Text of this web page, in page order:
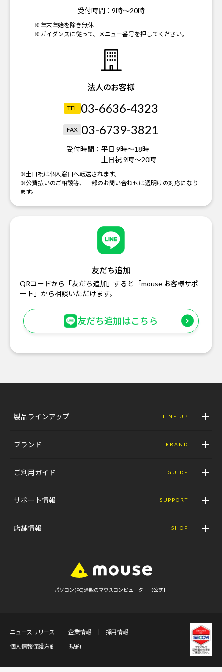
受付時間： 9時～20時
※年末年始を除き無休
※ガイダンスに従って、メニュー番号を押してください。
法人のお客様
TEL 03-6636-4323
FAX 03-6739-3821
受付時間： 平日 9時～18時
土日祝 9時～20時
※土日祝は個人窓口へ転送されます。
※公費払いのご相談等、一部のお問い合わせは週明けの対応になり
ます。
友だち追加
QRコードから「友だち追加」すると「mouse お客様サポ
ート」から相談いただけます。
友だち追加はこちら
製品ラインアップ LINE UP
ブランド BRAND
ご利用ガイド GUIDE
サポート情報 SUPPORT
店舗情報 SHOP
パソコン(PC)通販のマウスコンピューター【公式】
ニュースリリース 企業情報
採用情報
個人情報保護方針
規約